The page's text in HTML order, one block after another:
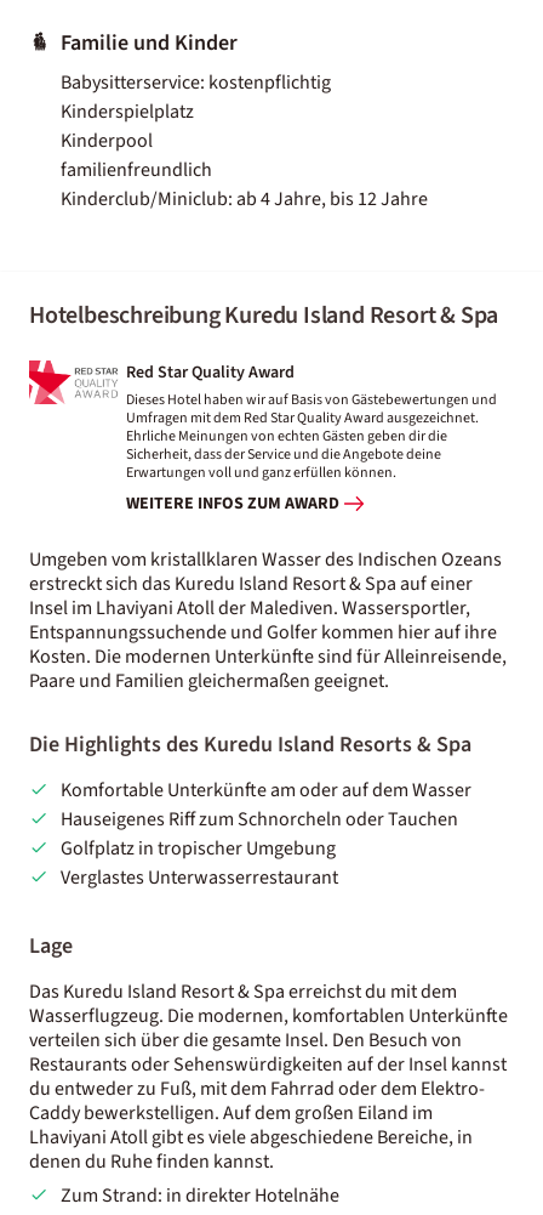
Familie und Kinder
Babysitterservice: kostenpflichtig
Kinderspielplatz
Kinderpool
familienfreundlich
Kinderclub/Miniclub: ab 4 Jahre, bis 12 Jahre
Hotelbeschreibung Kuredu Island Resort & Spa
Red Star Quality Award
Dieses Hotel haben wir auf Basis von Gästebewertungen und
Umfragen mit dem Red Star Quality Award ausgezeichnet.
Ehrliche Meinungen von echten Gästen geben dir die
Sicherheit, dass der Service und die Angebote deine
Erwartungen voll und ganz erfüllen können.
WEITERE INFOS ZUM AWARD
Umgeben vom kristallklaren Wasser des Indischen Ozeans
erstreckt sich das Kuredu Island Resort & Spa auf einer
Insel im Lhaviyani Atoll der Malediven. Wassersportler,
Entspannungssuchende und Golfer kommen hier auf ihre
Kosten. Die modernen Unterkünfte sind für Alleinreisende,
Paare und Familien gleichermaßen geeignet.
Die Highlights des Kuredu Island Resorts & Spa
Komfortable Unterkünfte am oder auf dem Wasser
Hauseigenes Riff zum Schnorcheln oder Tauchen
Golfplatz in tropischer Umgebung
Verglastes Unterwasserrestaurant
Lage
Das Kuredu Island Resort & Spa erreichst du mit dem
Wasserflugzeug. Die modernen, komfortablen Unterkünfte
verteilen sich über die gesamte Insel. Den Besuch von
Restaurants oder Sehenswürdigkeiten auf der Insel kannst
du entweder zu Fuß, mit dem Fahrrad oder dem Elektro-
Caddy bewerkstelligen. Auf dem großen Eiland im
Lhaviyani Atoll gibt es viele abgeschiedene Bereiche, in
denen du Ruhe finden kannst.
Zum Strand: in direkter Hotelnähe